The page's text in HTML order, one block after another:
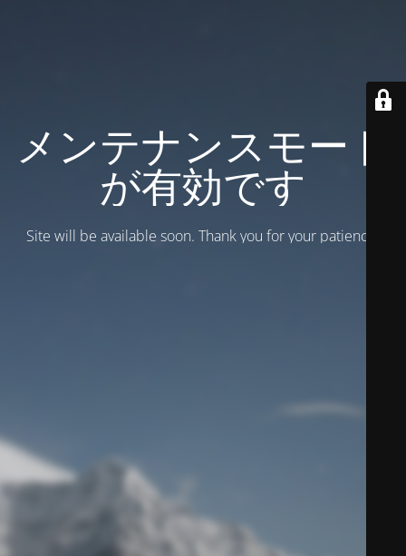
メンテナンスモード
が有効です
Site will be available soon. Thank you for your patience!